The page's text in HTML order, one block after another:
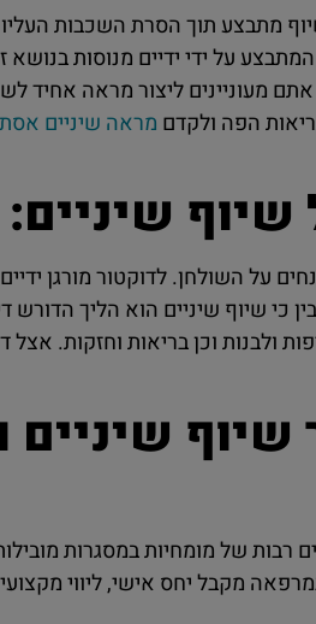
מתבצע תוך הסרת השכבות
על ידי ידיים מנוסות בנושא
מעוניינים ליצור מראה אחיד
הפה ולקדם מראה שיניים
שיוף שיניים:
על השולחן. לדוקטור מורגן
שיוף שיניים הוא הליך הדורש
וכן בריאות וחזקות. אצל
שיניים
של מומחיות במסגרות
מקבל יחס אישי, ליווי